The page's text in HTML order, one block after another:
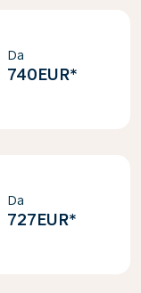
Da
740EUR*
Da
727EUR*